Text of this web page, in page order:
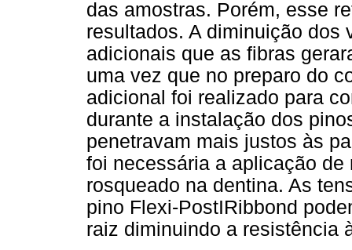
das amostras. Porém, esse
resultados. A diminuição dos
adicionais que as fibras
uma vez que no preparo do
adicional foi realizado para
durante a instalação dos
penetravam mais justos às
foi necessária a aplicação
rosqueado na dentina. As
pino Flexi-PostIRibbond
raiz diminuindo a resistência